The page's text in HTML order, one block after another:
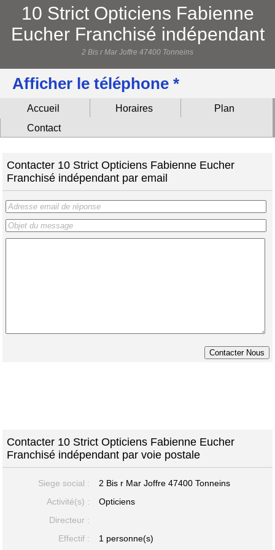
10 Strict Opticiens Fabienne
Eucher Franchisé indépendant
2 Bis r Mar Joffre 47400 Tonneins
Afficher le téléphone *
Accueil Horaires
Plan
Contact
Contacter 10 Strict Opticiens Fabienne Eucher
Franchisé indépendant par email
Contacter 10 Strict Opticiens Fabienne Eucher
Franchisé indépendant par voie postale
Siege social : 2 Bis r Mar Joffre47400 Tonneins
Activité(s) :
Opticiens
Directeur :
Effectif :
1 personne(s)